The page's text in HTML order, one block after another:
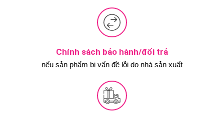
Chính sách bảo hành/đổi trả
nếu sản phẩm bị vấn đề lỗi do nhà sản xuất